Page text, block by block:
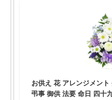
お供え 花 アレンジメン
弔事 御供 法要 命日 四十